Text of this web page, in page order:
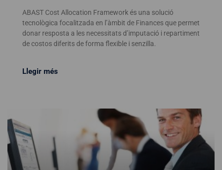
ABAST Cost Allocation Framework és una solució
tecnològica focalitzada en l’àmbit de Finances que permet
donar resposta a les necessitats d’imputació i repartiment
de costos diferits de forma flexible i senzilla.
Llegir més